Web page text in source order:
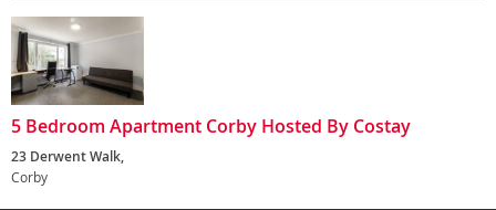
5 Bedroom Apartment Corby Hosted By Costay
23 Derwent Walk,
Corby